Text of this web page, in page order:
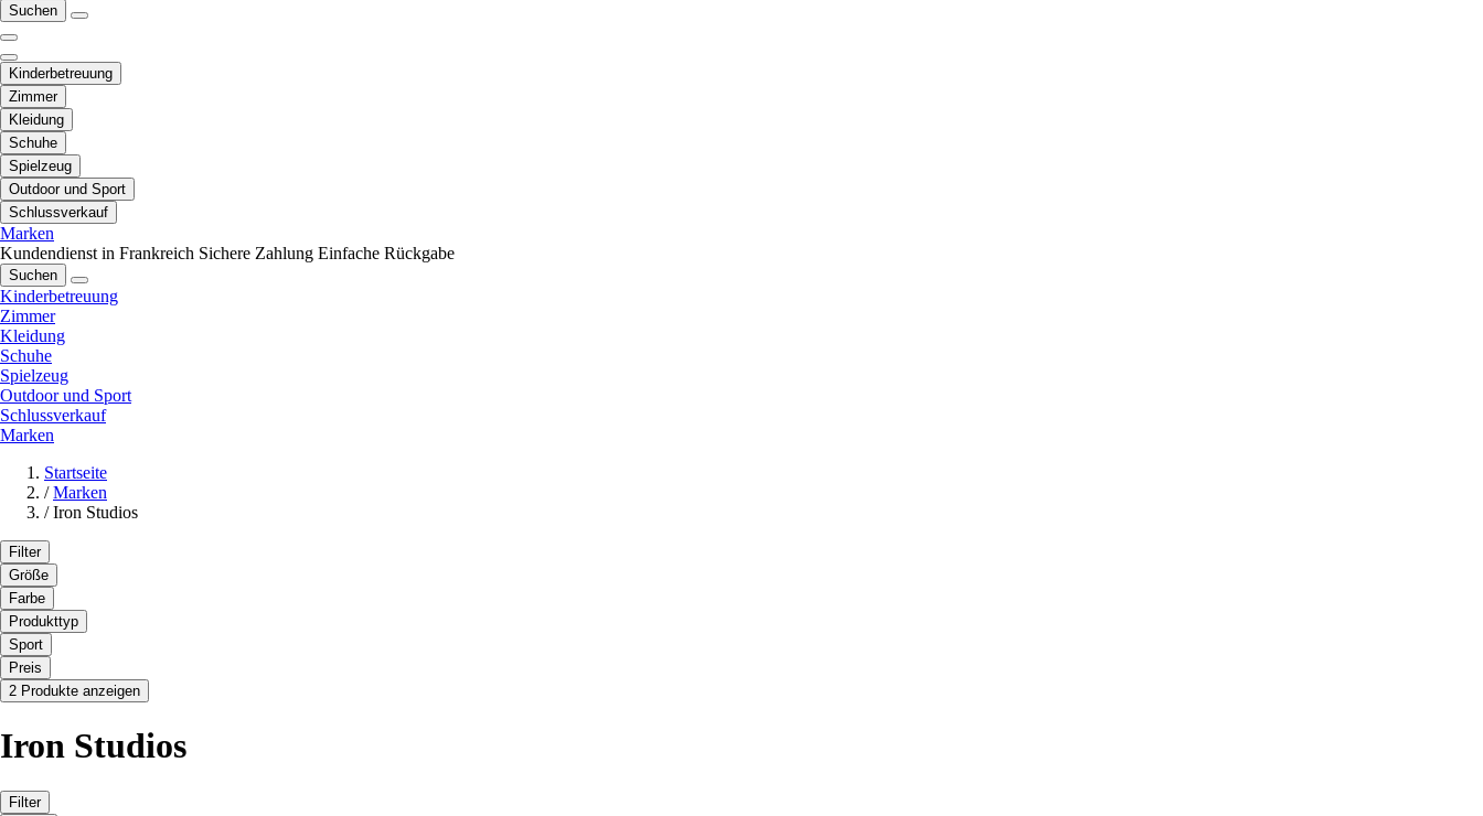
Suchen
Kinderbetreuung
Zimmer
Kleidung
Schuhe
Spielzeug
Outdoor und Sport
Schlussverkauf
Marken
Kundendienst in Frankreich Sichere Zahlung Einfache Rückgabe
Suchen
Kinderbetreuung
Zimmer
Kleidung
Schuhe
Spielzeug
Outdoor und Sport
Schlussverkauf
Marken
Startseite
/ Marken
/ Iron Studios
Filter
Größe
Farbe
Produkttyp
Sport
Preis
2 Produkte anzeigen
Iron Studios
Filter